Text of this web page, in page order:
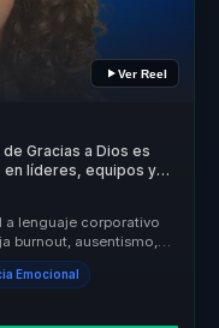
Ver Reel
Gracias a Dios es
en líderes, equipos y
a lenguaje corporativo
burnout, ausentismo,
Emocional